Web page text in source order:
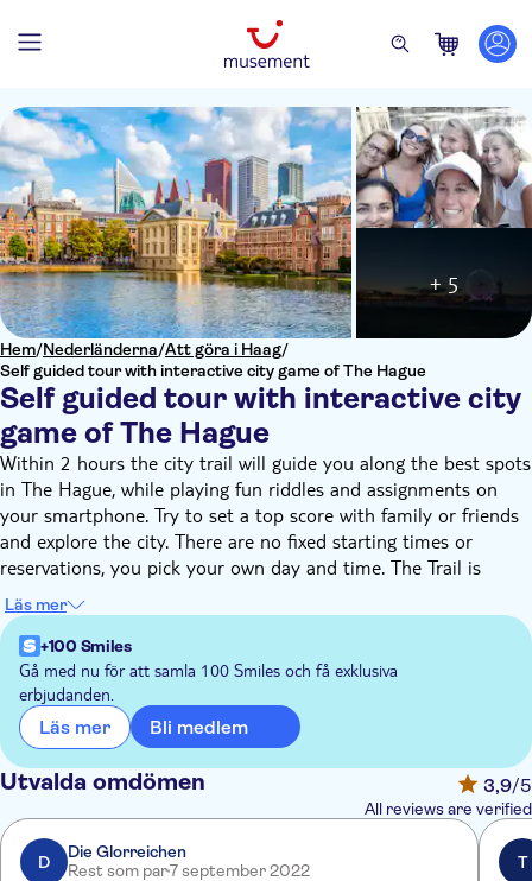
Hem/Nederländerna/Att göra i Haag/
Self guided tour with interactive city game of The Hague
Self guided tour with interactive city
game of The Hague
+ 5
Within 2 hours the city trail will guide you along the best spots
in The Hague, while playing fun riddles and assignments on
your smartphone. Try to set a top score with family or friends
and explore the city. There are no fixed starting times or
reservations, you pick your own day and time. The Trail is
available 24/7 and there is no time limit - you can start, pause
and stop whenever it suits you! The city trail is great fun and
the most affordable outing for families and groups of friends.
During this trail you will see highlights of The Hague, such as
Binnenhof, Lange Poten, the historic Plein, the Passage, Grote
Kerk, Noordeinde Palace, Hotel Indes and much more.
How does it work?
With your booking, you will receive an e-mail with instructions
on how to play the trail on your smartphone. Once at the
starting point, you begin your quest through the city, it's that
easy!
Läs mer
+100 Smiles
Gå med nu för att samla 100 Smiles och få exklusiva
erbjudanden.
Läs mer Bli medlem
Utvalda omdömen 3,9/5
All reviews are verified
D
Die Glorreichen
Rest som par7 september 2022
T